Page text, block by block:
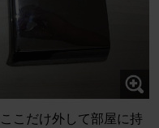
こだけ外して部屋に持